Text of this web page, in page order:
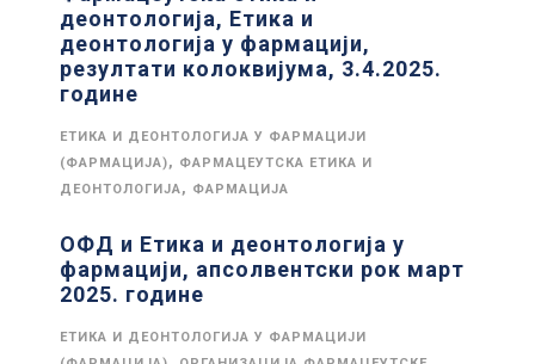
деонтологија, Етика и
деонтологија у фармацији,
резултати колоквијума, 3.4.2025.
године
ЕТИКА И ДЕОНТОЛОГИЈА У ФАРМАЦИЈИ
(ФАРМАЦИЈА), ФАРМАЦЕУТСКА ЕТИКА И
ДЕОНТОЛОГИЈА, ФАРМАЦИЈА
ОФД и Етика и деонтологија у
фармацији, апсолвентски рок март
2025. године
ЕТИКА И ДЕОНТОЛОГИЈА У ФАРМАЦИЈИ